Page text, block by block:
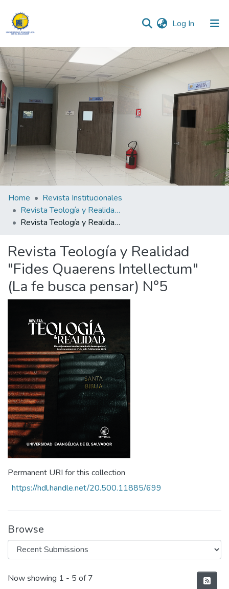
Log In (current)
Communities & Collections
All of DSpace
Statistics
Home
Revista Institucionales
Revista Teología y Realidad "Fides Quaerens Intellectum" (La fe busca pensar)
Revista Teología y Realidad "Fides Quaerens Intellectum" (La fe busca pensar) N°5
Revista Teología y Realidad
"Fides Quaerens Intellectum"
(La fe busca pensar) N°5
Permanent URI for this collection
https://hdl.handle.net/20.500.11885/699
Browse
Recent Submissions
Now showing 1 - 5 of 7